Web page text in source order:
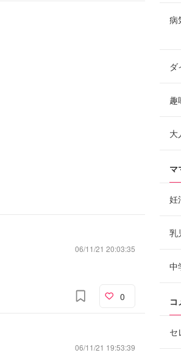
06/11/21 20:03:35
0
06/11/21 19:53:39
病
ダ
趣
大
マ
妊
乳
中
セ